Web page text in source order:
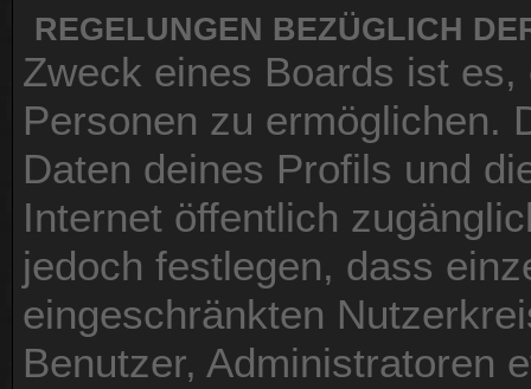
REGELUNGEN BEZÜGLICH
Zweck eines Boards ist
Personen zu ermöglichen.
Daten deines Profils und
Internet öffentlich
jedoch festlegen, dass
eingeschränkten
Benutzer, Administratoren